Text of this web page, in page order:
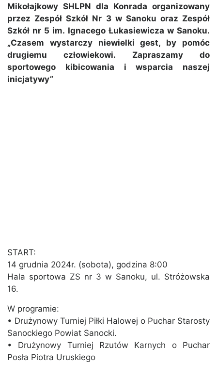
Mikołajkowy SHLPN dla Konrada organizowany
przez Zespół Szkół Nr 3 w Sanoku oraz Zespół
Szkół nr 5 im. Ignacego Łukasiewicza w Sanoku.
„Czasem wystarczy niewielki gest, by pomóc
drugiemu człowiekowi. Zapraszamy do
sportowego kibicowania i wsparcia naszej
inicjatywy”
START:
14 grudnia 2024r. (sobota), godzina 8:00
Hala sportowa ZS nr 3 w Sanoku, ul. Stróżowska
16.
W programie:
• Drużynowy Turniej Piłki Halowej o Puchar Starosty
Sanockiego Powiat Sanocki.
• Drużynowy Turniej Rzutów Karnych o Puchar
Posła Piotra Uruskiego